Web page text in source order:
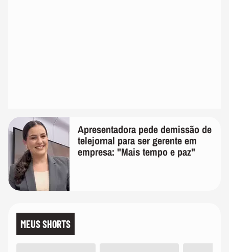
Apresentadora pede demissão de
telejornal para ser gerente em
empresa: "Mais tempo e paz"
MEUS SHORTS